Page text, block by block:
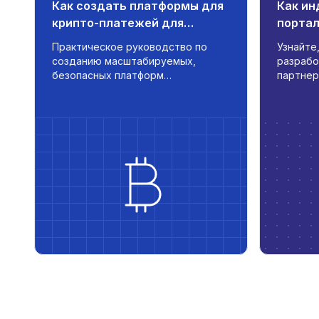
Как создать платформы для
крипто-платежей для
продавцов
Практическое руководство по
созданию масштабируемых,
безопасных платформ
Как
подход